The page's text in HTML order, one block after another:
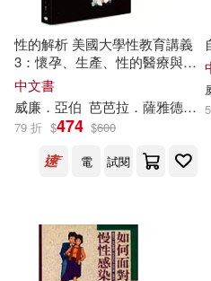
（美）莫·威廉斯(21)
(美)海明威(20)
七夕さとり(20)
尹安春（主編）(20)
江西美術出版社(122)
ツインクル(121)
現代出版社(120)
接力出版社(115)
性的解析 美國大學性教育講義
3：懷孕、生產、性的醫療與健
康
中文書
威廉 ．亞伯 芭芭拉．薩雅德 林
79 折 $474 $600
電
試閱